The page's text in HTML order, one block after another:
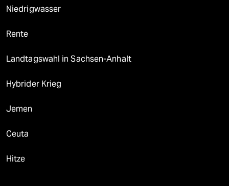
Niedrigwasser
Rente
Landtagswahl in Sachsen-Anhalt
Hybrider Krieg
Jemen
Ceuta
Hitze